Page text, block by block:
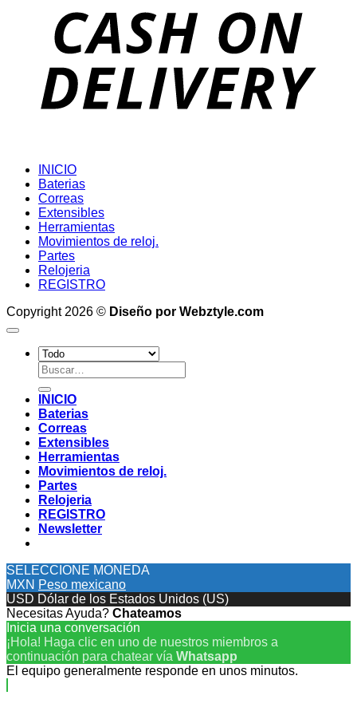
INICIO
Baterias
Correas
Extensibles
Herramientas
Movimientos de reloj.
Partes
Relojeria
REGISTRO
Copyright 2026 © Diseño por Webztyle.com
Buscar
por:
INICIO
Baterias
Correas
Extensibles
Herramientas
Movimientos de reloj.
Partes
Relojeria
REGISTRO
Newsletter
SELECCIONE MONEDA
MXN Peso mexicano
USD Dólar de los Estados Unidos (US)
Necesitas Ayuda? Chateamos
Inicia una conversación
¡Hola! Haga clic en uno de nuestros miembros a
continuación para chatear vía Whatsapp
El equipo generalmente responde en unos minutos.